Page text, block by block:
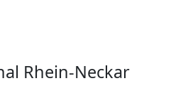
Rhein-Neckar